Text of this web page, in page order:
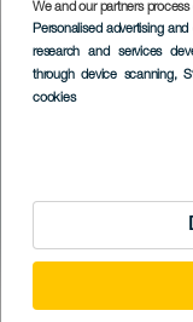
We and our partners
Personalised advertising
research and services
through device scanning,
cookies
Imagen
Listado